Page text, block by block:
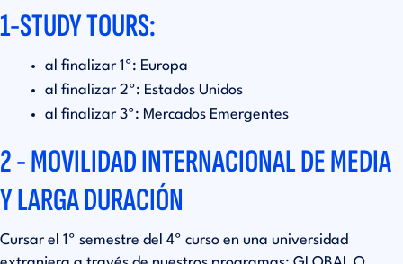
1-STUDY TOURS:
al finalizar 1º: Europa
al finalizar 2º: Estados Unidos
al finalizar 3º: Mercados Emergentes
2 - MOVILIDAD INTERNACIONAL DE MEDIA
Y LARGA DURACIÓN
Cursar el 1º semestre del 4º curso en una universidad